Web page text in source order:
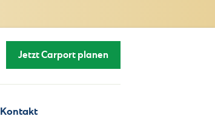
Jetzt Carport planen
Kontakt